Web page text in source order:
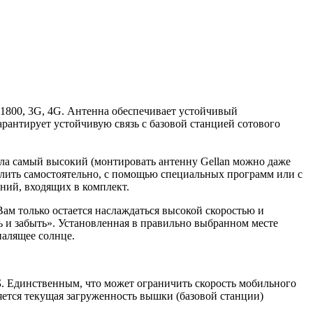
3G, 4G. Антенна обеспечивает устойчивый
устойчивую связь с базовой станцией сотового
самый высокий (монтировать антенну Gellan можно даже
самостоятельно, с помощью специальных программ или с
входящих в комплект.
остается наслаждаться высокой скоростью и
забыть». Установленная в правильно выбранном месте
солнце.
что может ограничить скорость мобильного
текущая загруженность вышки (базовой станции)